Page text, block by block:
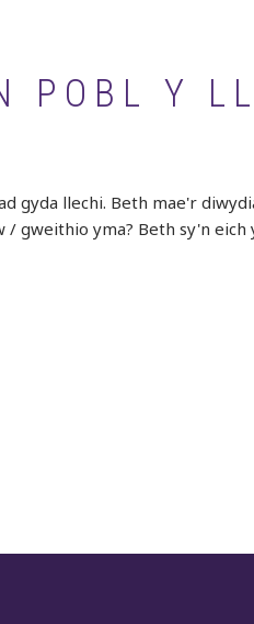
POBL Y
gyda llechi. Beth mae'r
/ gweithio yma? Beth sy'n eich